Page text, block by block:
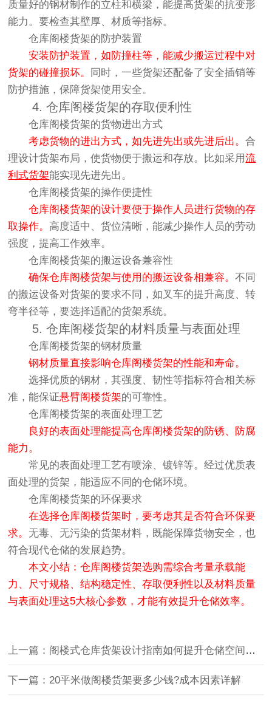
质量好的钢材制作的立柱和横梁，能提高货架的抗变形
能力。要检查其壁厚、材质等指标。
仓库阁楼货架的防护装置
安装防护装置，如防撞柱等，能减少搬运过程中对
货架的碰撞损坏。 同时，一些货架还配备了安全插销等
防护措施，保障货架使用安全。
4. 仓库阁楼货架的存取便利性
仓库阁楼货架的货物进出方式
考虑货物的进出方式，如先进先出或先进后出。合
理设计货架布局，使货物便于搬运和存放。比如采用流
利式货架能实现先进先出。
仓库阁楼货架的操作便捷性
仓库阁楼货架的设计要便于操作人员进行货物的存
取操作。高度适中、货位清晰，能减少操作人员的劳动
强度，提高工作效率。
仓库阁楼货架的搬运设备兼容性
确保仓库阁楼货架与使用的搬运设备相兼容。不同
的搬运设备对货架的要求不同，如叉车的提升高度、转
弯半径等，要选择适配的货架系统。
5. 仓库阁楼货架的材料质量与表面处理
仓库阁楼货架的钢材质量
钢材质量直接影响仓库阁楼货架的性能和寿命。
选择优质的钢材，其强度、韧性等指标符合相关标
准，能保证悬臂阁楼货架的可靠性。
仓库阁楼货架的表面处理工艺
良好的表面处理能提高仓库阁楼货架的防锈、防腐
能力。
常见的表面处理工艺有喷涂、镀锌等。经过优质表
面处理的货架，能适应不同的仓储环境。
仓库阁楼货架的环保要求
在选择仓库阁楼货架时，要考虑其是否符合环保要
求。 无毒、无污染的货架材料，既能保障货物安全，也
符合现代仓储的发展趋势。
本文小结：仓库阁楼货架选购需综合考量承载能
力、尺寸规格、结构稳定性、存取便利性以及材料质量
与表面处理这5大核心参数，才能有效提升仓储效率。
上一篇：阁楼式仓库货架设计指南如何提升仓储空间利用率90%
下一篇：20平米做阁楼货架要多少钱?成本因素详解